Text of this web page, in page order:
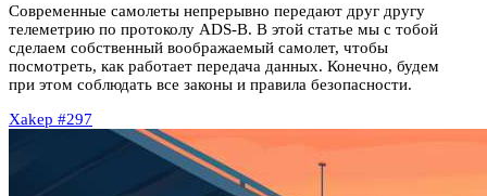
Современные самолеты непрерывно передают друг другу
телеметрию по протоколу ADS-B. В этой статье мы с тобой
сделаем собственный воображаемый самолет, чтобы
посмотреть, как работает передача данных. Конечно, будем
при этом соблюдать все законы и правила безопасности.
Xakep #297